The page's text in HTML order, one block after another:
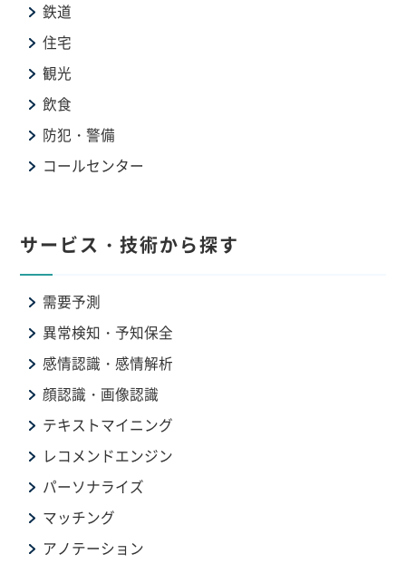
鉄道
住宅
観光
飲食
防犯・警備
コールセンター
サービス・技術から探す
需要予測
異常検知・予知保全
感情認識・感情解析
顔認識・画像認識
テキストマイニング
レコメンドエンジン
パーソナライズ
マッチング
アノテーション